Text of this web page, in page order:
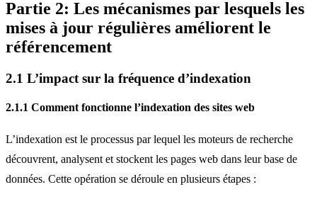
Partie 2: Les mécanismes par lesquels les
mises à jour régulières améliorent le
référencement
2.1 L’impact sur la fréquence d’indexation
2.1.1 Comment fonctionne l’indexation des sites web
L’indexation est le processus par lequel les moteurs de recherche
découvrent, analysent et stockent les pages web dans leur base de
données. Cette opération se déroule en plusieurs étapes :